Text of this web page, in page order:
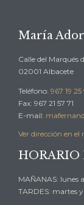
María
Calle del Marqués
02001 Albacete
Teléfono: 967 19 25
Fax: 967 21 57 71
E-mail:
Ver dirección en el
HORARIO
MAÑANAS: lunes
TARDES: martes y